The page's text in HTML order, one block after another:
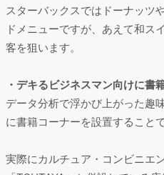
スターバックスではドーナッツ
ドメニューですが、あえて和ス
客を狙います。
・デキるビジネスマン向けに書
データ分析で浮かび上がった趣
に書籍コーナーを設置すること
実際にカルチュア・コンビニエ